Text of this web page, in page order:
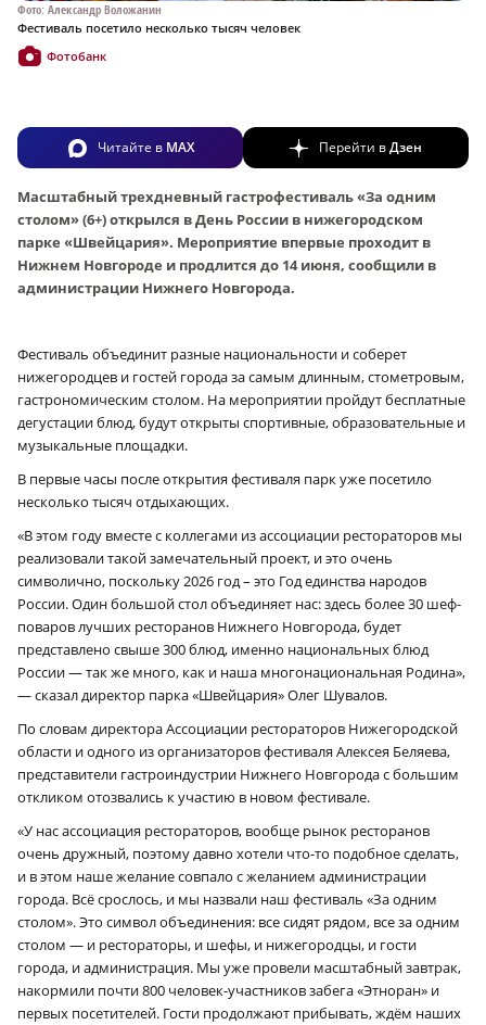
Фото: Александр Воложанин
Фестиваль посетило несколько тысяч человек
Фотобанк
Читайте в MAX Перейти вДзен
Масштабный трехдневный гастрофестиваль «За одним
столом» (6+) открылся в День России в нижегородском
парке «Швейцария». Мероприятие впервые проходит в
Нижнем Новгороде и продлится до 14 июня, сообщили в
администрации Нижнего Новгорода.
Фестиваль объединит разные национальности и соберет
нижегородцев и гостей города за самым длинным, стометровым,
гастрономическим столом. На мероприятии пройдут бесплатные
дегустации блюд, будут открыты спортивные, образовательные и
музыкальные площадки.
В первые часы после открытия фестиваля парк уже посетило
несколько тысяч отдыхающих.
«В этом году вместе с коллегами из ассоциации рестораторов мы
реализовали такой замечательный проект, и это очень
символично, поскольку 2026 год – это Год единства народов
России. Один большой стол объединяет нас: здесь более 30 шеф-
поваров лучших ресторанов Нижнего Новгорода, будет
представлено свыше 300 блюд, именно национальных блюд
России — так же много, как и наша многонациональная Родина»,
— сказал директор парка «Швейцария» Олег Шувалов.
По словам директора Ассоциации рестораторов Нижегородской
области и одного из организаторов фестиваля Алексея Беляева,
представители гастроиндустрии Нижнего Новгорода с большим
откликом отозвались к участию в новом фестивале.
«У нас ассоциация рестораторов, вообще рынок ресторанов
очень дружный, поэтому давно хотели что-то подобное сделать,
и в этом наше желание совпало с желанием администрации
города. Всё срослось, и мы назвали наш фестиваль «За одним
столом». Это символ объединения: все сидят рядом, все за одним
столом — и рестораторы, и шефы, и нижегородцы, и гости
города, и администрация. Мы уже провели масштабный завтрак,
накормили почти 800 человек-участников забега «Этноран» и
первых посетителей. Гости продолжают прибывать, ждём наших